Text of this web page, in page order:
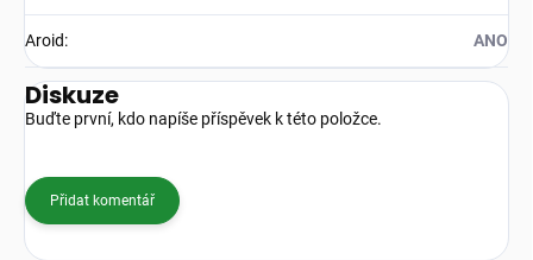
Aroid: ANO
Diskuze
Buďte první, kdo napíše příspěvek k této položce.
Přidat komentář